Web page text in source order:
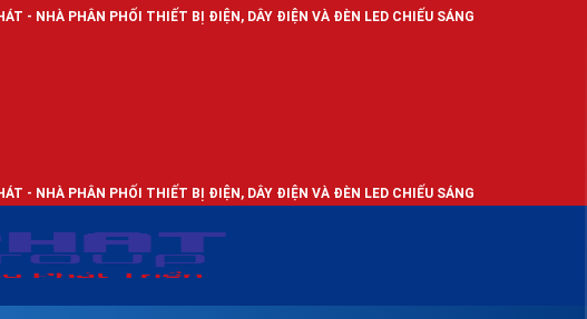
THIẾT BỊ ĐIỆN, DÂY ĐIỆN VÀ ĐÈN LED CHIẾU SÁNG
THIẾT BỊ ĐIỆN, DÂY ĐIỆN VÀ ĐÈN LED CHIẾU SÁNG